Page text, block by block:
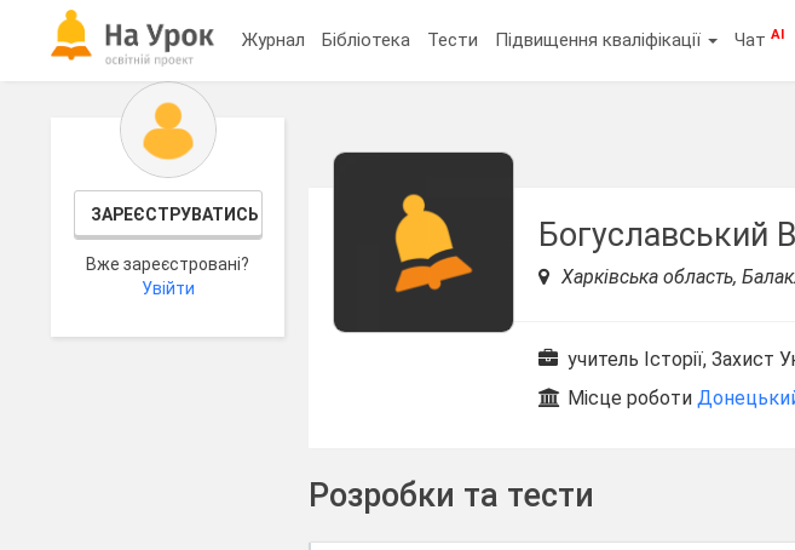
Журнал Бібліотека Тести Підвищення кваліфікації ЧатAI
ЗАРЕЄСТРУВАТИСЬ
Вже зареєстровані?
Увійти
Богуславський
Харківська область,
учитель Історії, Захист
Місце роботи
Розробки та тести